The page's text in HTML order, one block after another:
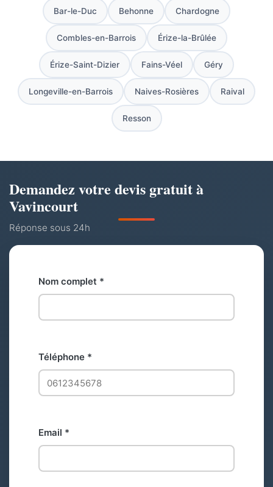
Bar-le-Duc Behonne Chardogne
Combles-en-Barrois Érize-la-Brûlée
Érize-Saint-Dizier Fains-Véel Géry
Longeville-en-Barrois Naives-Rosières Raival
Resson
Demandez votre devis gratuit à
Vavincourt
Réponse sous 24h
Nom complet *
Téléphone *
Email *